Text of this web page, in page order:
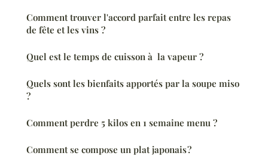
Comment trouver l'accord parfait entre les repas
de fête et les vins ?
Quel est le temps de cuisson à la vapeur ?
Quels sont les bienfaits apportés par la soupe miso
?
Comment perdre 5 kilos en 1 semaine menu ?
Comment se compose un plat japonais ?